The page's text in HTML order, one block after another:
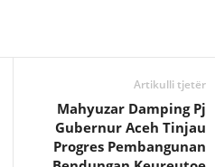
Artikulli tjetër
Mahyuzar Damping Pj
Gubernur Aceh Tinjau
Progres Pembangunan